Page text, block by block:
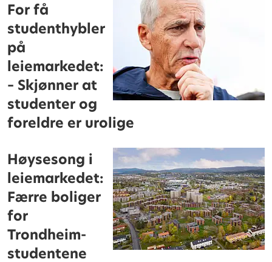
For få
studenthybler
på
leiemarkedet:
– Skjønner at
studenter og
foreldre er urolige
Høysesong i
leiemarkedet:
Færre boliger
for
Trondheim-
studentene